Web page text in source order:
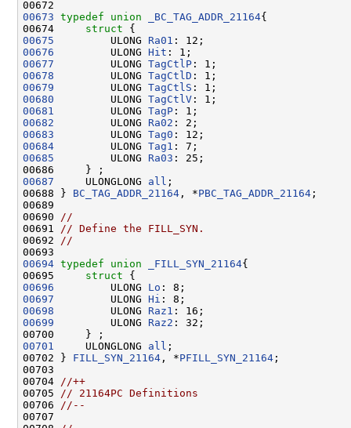
00673 typedef union _BC_TAG_ADDR_21164{
00674 struct
00675
         ULONG
Ra01
00676
         ULONG
Hit
00677
         ULONG
TagCtlP
00678
         ULONG
TagCtlD
00679
         ULONG
TagCtlS
00680
         ULONG
TagCtlV
00681
         ULONG
TagP
00682
         ULONG
Ra02
00683
         ULONG
Tag0
00684
         ULONG
Tag1
00685
         ULONG
Ra03 : 25;
00687
     ULONGLONG
all ;
00688 } BC_TAG_ADDR_21164 , *PBC_TAG_ADDR_21164 ;
00689
00690
//
00691
// Define the FILL_SYN.
00692
//
00694 typedef union _FILL_SYN_21164{
00695 struct
00696
         ULONG
Lo
00697
         ULONG
Hi
00698
         ULONG
Raz1
00699
         ULONG
Raz2 : 32;
00701
     ULONGLONG
all ;
00702 } FILL_SYN_21164 , *PFILL_SYN_21164 ;
00703
00704
//++
00705
// 21164PC Definitions
00706
//--
00707